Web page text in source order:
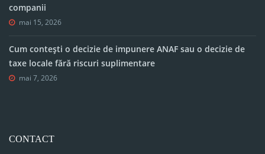
companii
mai 15, 2026
Cum contești o decizie de impunere ANAF sau o decizie de
taxe locale fără riscuri suplimentare
mai 7, 2026
CONTACT